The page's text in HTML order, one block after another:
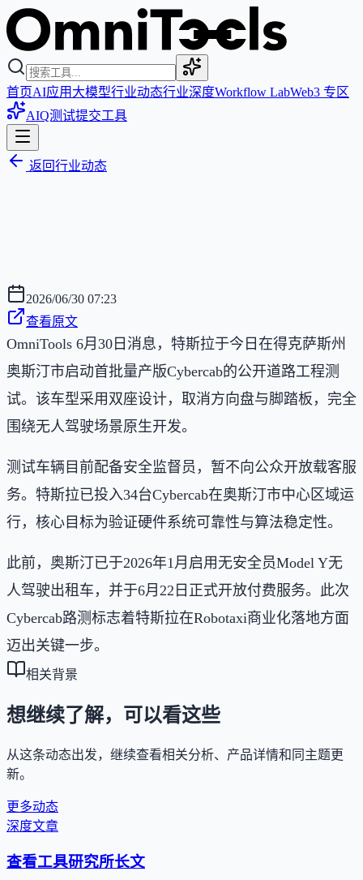
首页AI应用 大模型行业动态行业深度Workflow LabWeb3 专区
AIQ测试提交工具
返回行业动态
2026/06/30 07:23
查看原文
OmniTools 6月30日消息，特斯拉于今日在得克萨斯州
奥斯汀市启动首批量产版Cybercab的公开道路工程测
试。该车型采用双座设计，取消方向盘与脚踏板，完全
围绕无人驾驶场景原生开发。
测试车辆目前配备安全监督员，暂不向公众开放载客服
务。特斯拉已投入34台Cybercab在奥斯汀市中心区域运
行，核心目标为验证硬件系统可靠性与算法稳定性。
此前，奥斯汀已于2026年1月启用无安全员Model Y无
人驾驶出租车，并于6月22日正式开放付费服务。此次
Cybercab路测标志着特斯拉在Robotaxi商业化落地方面
迈出关键一步。
相关背景
想继续了解，可以看这些
从这条动态出发，继续查看相关分析、产品详情和同主题更
新。
更多动态
深度文章
查看工具研究所长文